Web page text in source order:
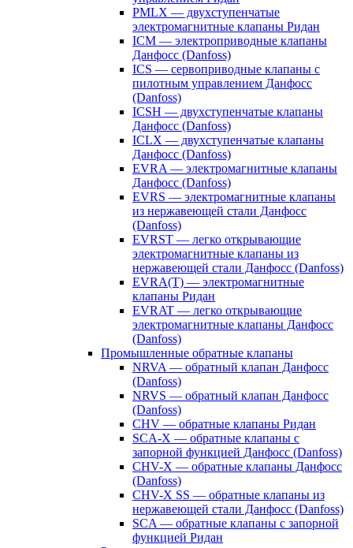
PMLX — двухступенчатые
электромагнитные клапаны Ридан
ICM — электроприводные клапаны
Данфосс (Danfoss)
ICS — сервоприводные клапаны с
пилотным управлением Данфосс
(Danfoss)
ICSH — двухступенчатые клапаны
Данфосс (Danfoss)
ICLX — двухступенчатые клапаны
Данфосс (Danfoss)
EVRA — электромагнитные клапаны
Данфосс (Danfoss)
EVRS — электромагнитные клапаны
из нержавеющей стали Данфосс
(Danfoss)
EVRST — легко открывающие
электромагнитные клапаны из
нержавеющей стали Данфосс (Danfoss)
EVRA(T) — электромагнитные
клапаны Ридан
EVRAT — легко открывающие
электромагнитные клапаны Данфосс
(Danfoss)
Промышленные обратные клапаны
NRVA — обратный клапан Данфосс
(Danfoss)
NRVS — обратный клапан Данфосс
(Danfoss)
CHV — обратные клапаны Ридан
SCA-X — обратные клапаны с
запорной функцией Данфосс (Danfoss)
CHV-X — обратные клапаны Данфосс
(Danfoss)
CHV-X SS — обратные клапаны из
нержавеющей стали Данфосс (Danfoss)
SCA — обратные клапаны с запорной
функцией Ридан